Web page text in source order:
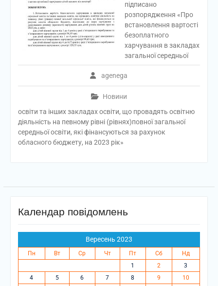
agenega
Новини
підписано
розпорядження «Про
встановлення вартості
безоплатного
харчування в закладах
загальної середньої
освіти та інших закладах освіти, що провадять освітню
діяльність на певному рівні (рівнях)повної загальної
середньої освіти, які фінансуються за рахунок
обласного бюджету, на 2023 рік»
Календар повідомлень
Вересень 2023
Пн Вт Ср Чт Пт Сб
Нд
1
2
3
4
5 6 7 8 9
10